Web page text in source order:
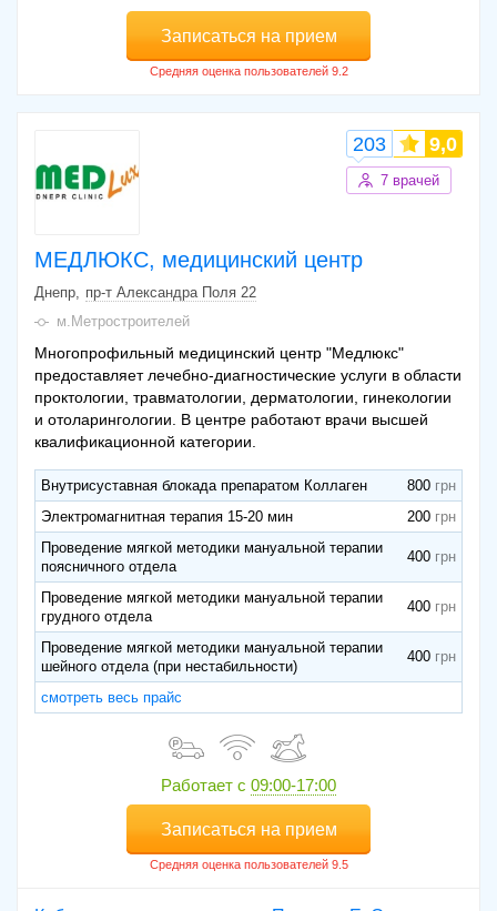
Записаться на прием
МЕДЛЮКС, медицинский центр
203 9,0
7 врачей
Днепр
пр-т Александра Поля 22
м.Метростроителей
Многопрофильный медицинский центр "Медлюкс"
предоставляет лечебно-диагностические услуги в области
проктологии, травматологии, дерматологии, гинекологии
и отоларингологии. В центре работают врачи высшей
квалификационной категории.
Внутрисуставная блокада препаратом Коллаген
800
Электромагнитная терапия 15-20 мин
200
Проведение мягкой методики мануальной терапии
поясничного отдела
400
Проведение мягкой методики мануальной терапии
грудного отдела
400
Проведение мягкой методики мануальной терапии
шейного отдела (при нестабильности)
400
смотреть весь прайс
Работает с 09:00-17:00
Записаться на прием